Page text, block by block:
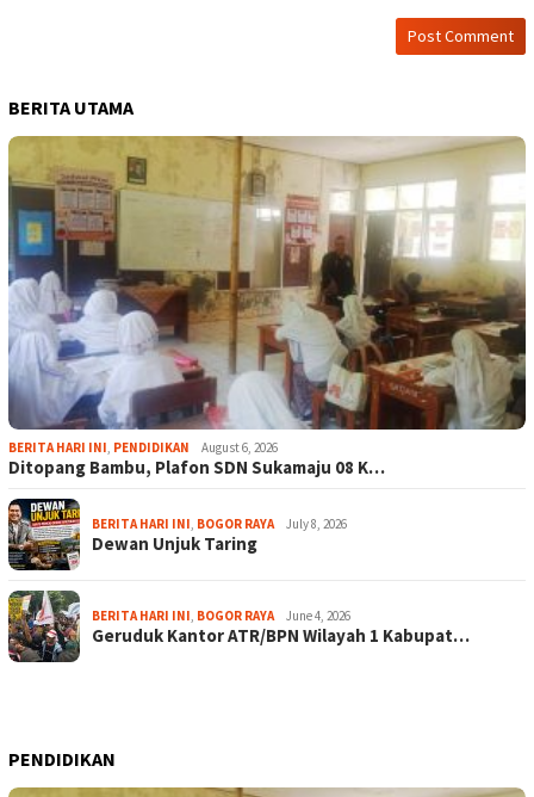
BERITA UTAMA
BERITA HARI INI, PENDIDIKAN August 6, 2026
Ditopang Bambu, Plafon SDN Sukamaju 08 K…
BERITA HARI INI, BOGOR RAYA July 8, 2026
Dewan Unjuk Taring
BERITA HARI INI, BOGOR RAYA June 4, 2026
Geruduk Kantor ATR/BPN Wilayah 1 Kabupat…
PENDIDIKAN